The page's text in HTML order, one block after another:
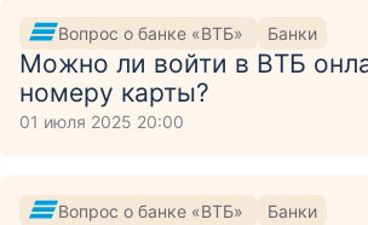
Вопрос о банке «ВТБ» Банки
Можно ли войти в ВТБ
номеру карты?
01 июля 2025 20:00
Вопрос о банке «ВТБ» Банки